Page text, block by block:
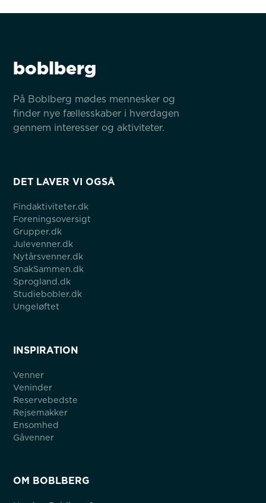
boblberg
På Boblberg mødes mennesker og
finder nye fællesskaber i hverdagen
gennem interesser og aktiviteter.
DET LAVER VI OGSÅ
Findaktiviteter.dk
Foreningsoversigt
Grupper.dk
Julevenner.dk
Nytårsvenner.dk
SnakSammen.dk
Sprogland.dk
Studiebobler.dk
Ungeløftet
INSPIRATION
Venner
Veninder
Reservebedste
Rejsemakker
Ensomhed
Gåvenner
OM BOBLBERG